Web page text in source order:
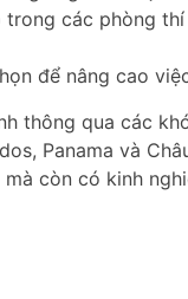
các phòng
để nâng cao
thông qua các
Panama và
còn có kinh